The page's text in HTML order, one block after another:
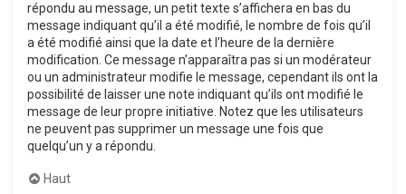
répondu au message, un petit texte s’affichera en bas du
message indiquant qu’il a été modifié, le nombre de fois qu’il
a été modifié ainsi que la date et l’heure de la dernière
modification. Ce message n’apparaîtra pas si un modérateur
ou un administrateur modifie le message, cependant ils ont la
possibilité de laisser une note indiquant qu’ils ont modifié le
message de leur propre initiative. Notez que les utilisateurs
ne peuvent pas supprimer un message une fois que
quelqu’un y a répondu.
Haut